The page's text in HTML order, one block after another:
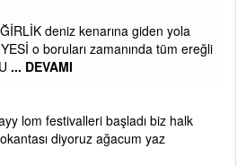
deniz kenarına giden yola
o boruları zamanında tüm ereğli
... DEVAMI
lom festivalleri başladı biz halk
diyoruz ağacum yaz